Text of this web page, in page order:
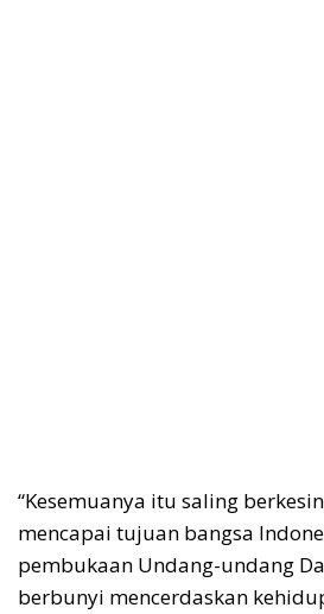
“Kesemuanya itu saling
mencapai tujuan bangsa
pembukaan Undang-undang
berbunyi mencerdaskan